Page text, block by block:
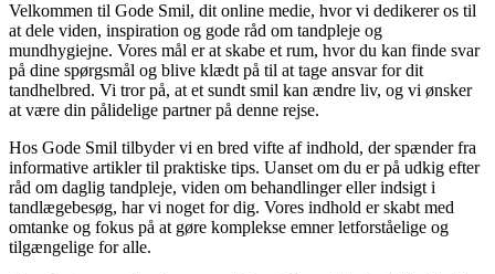
Velkommen til Gode Smil, dit online medie, hvor vi dedikerer os til
at dele viden, inspiration og gode råd om tandpleje og
mundhygiejne. Vores mål er at skabe et rum, hvor du kan finde svar
på dine spørgsmål og blive klædt på til at tage ansvar for dit
tandhelbred. Vi tror på, at et sundt smil kan ændre liv, og vi ønsker
at være din pålidelige partner på denne rejse.
Hos Gode Smil tilbyder vi en bred vifte af indhold, der spænder fra
informative artikler til praktiske tips. Uanset om du er på udkig efter
råd om daglig tandpleje, viden om behandlinger eller indsigt i
tandlægebesøg, har vi noget for dig. Vores indhold er skabt med
omtanke og fokus på at gøre komplekse emner letforståelige og
tilgængelige for alle.